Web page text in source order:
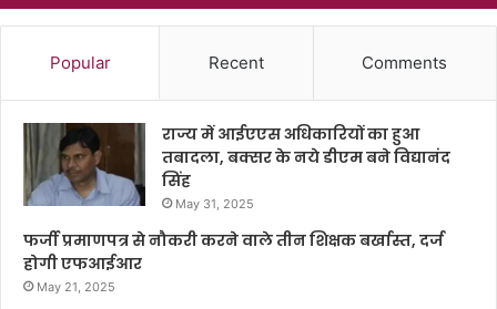
Popular Recent Comments
राज्य में आईएएस अधिकारियों का हुआ
तबादला, बक्सर के नये डीएम बने विद्यानंद
सिंह
May 31, 2025
फर्जी प्रमाणपत्र से नौकरी करने वाले तीन शिक्षक बर्खास्त, दर्ज
होगी एफआईआर
May 21, 2025